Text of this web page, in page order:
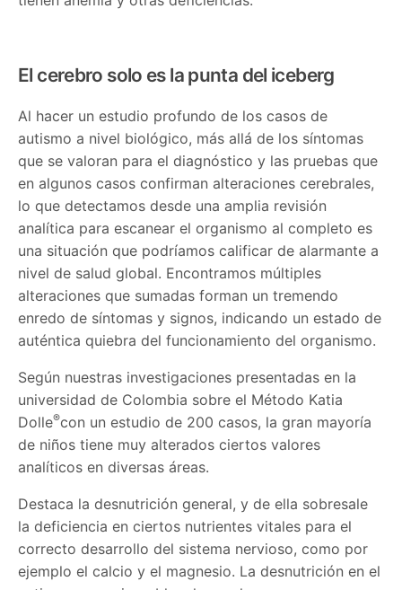
El cerebro solo es la punta del iceberg
Al hacer un estudio profundo de los casos de
autismo a nivel biológico, más allá de los síntomas
que se valoran para el diagnóstico y las pruebas que
en algunos casos confirman alteraciones cerebrales,
lo que detectamos desde una amplia revisión
analítica para escanear el organismo al completo es
una situación que podríamos calificar de alarmante a
nivel de salud global. Encontramos múltiples
alteraciones que sumadas forman un tremendo
enredo de síntomas y signos, indicando un estado de
auténtica quiebra del funcionamiento del organismo.
Según nuestras investigaciones presentadas en la
universidad de Colombia sobre el Método Katia
Dolle®con un estudio de 200 casos, la gran mayoría
de niños tiene muy alterados ciertos valores
analíticos en diversas áreas.
Destaca la desnutrición general, y de ella sobresale
la deficiencia en ciertos nutrientes vitales para el
correcto desarrollo del sistema nervioso, como por
ejemplo el calcio y el magnesio. La desnutrición en el